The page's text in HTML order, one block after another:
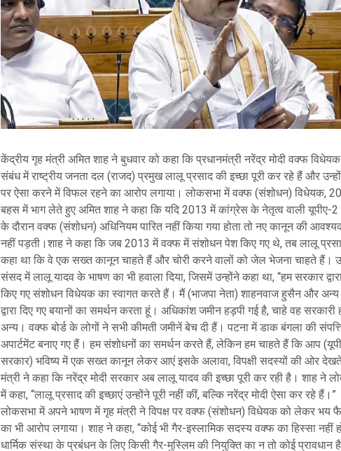
केंद्रीय गृह मंत्री अमित शाह ने बुधवार को कहा कि प्रधानमंत्री नरेंद्र मोदी वक्फ
संबंध में राष्ट्रीय जनता दल (राजद) प्रमुख लालू प्रसाद की इच्छा पूरी कर रहे हैं और
पर ऐसा करने में विफल रहने का आरोप लगाया। लोकसभा में वक्फ (संशोधन) विधेयक,
बहस में भाग लेते हुए अमित शाह ने कहा कि यदि 2013 में कांग्रेस के नेतृत्व वाली यूपीए-
के दौरान वक्फ (संशोधन) अधिनियम पारित नहीं किया गया होता तो नए कानून की
नहीं पड़ती।शाह ने कहा कि जब 2013 में वक्फ में संशोधन पेश किए गए थे, तब लालू
कहा था कि वे एक सख्त कानून चाहते हैं और चोरी करने वालों को जेल भेजना चाहते हैं।
संसद में लालू यादव के भाषण का भी हवाला दिया, जिसमें उन्होंने कहा था, “हम सरकार
किए गए संशोधन विधेयक का स्वागत करते हैं। मैं (भाजपा नेता) शाहनवाज हुसैन और अन्य
द्वारा दिए गए बयानों का समर्थन करता हूं। अधिकांश जमीन हड़पी गई है, चाहे वह सरकारी
अन्य। वक्फ बोर्ड के लोगों ने सभी कीमती जमीनें बेच दी हैं। पटना में डाक बंगला की
अपार्टमेंट बनाए गए हैं। हम संशोधनों का समर्थन करते हैं, लेकिन हम चाहते हैं कि आप
सरकार) भविष्य में एक सख्त कानून लेकर आएं इसके अलावा, विपक्षी सदस्यों की ओर
मंत्री ने कहा कि नरेंद्र मोदी सरकार अब लालू यादव की इच्छा पूरी कर रही है। शाह ने
में कहा, “लालू प्रसाद की इच्छाएं उन्होंने पूरी नहीं कीं, बल्कि नरेंद्र मोदी ऐसा कर रहे हैं।”
लोकसभा में अपने भाषण में गृह मंत्री ने विपक्ष पर वक्फ (संशोधन) विधेयक को लेकर भय
का भी आरोप लगाया। शाह ने कहा, “कोई भी गैर-इस्लामिक सदस्य वक्फ का हिस्सा नहीं
धार्मिक संस्था के प्रबंधन के लिए किसी गैर-मुस्लिम की नियुक्ति का न तो कोई प्रावधान